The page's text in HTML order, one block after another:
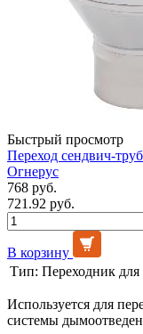
Быстрый просмотр
Переход сендвич-
Огнерус
768 руб.
721.92 руб.
В корзину
Тип: Переходник
Используется для
системы